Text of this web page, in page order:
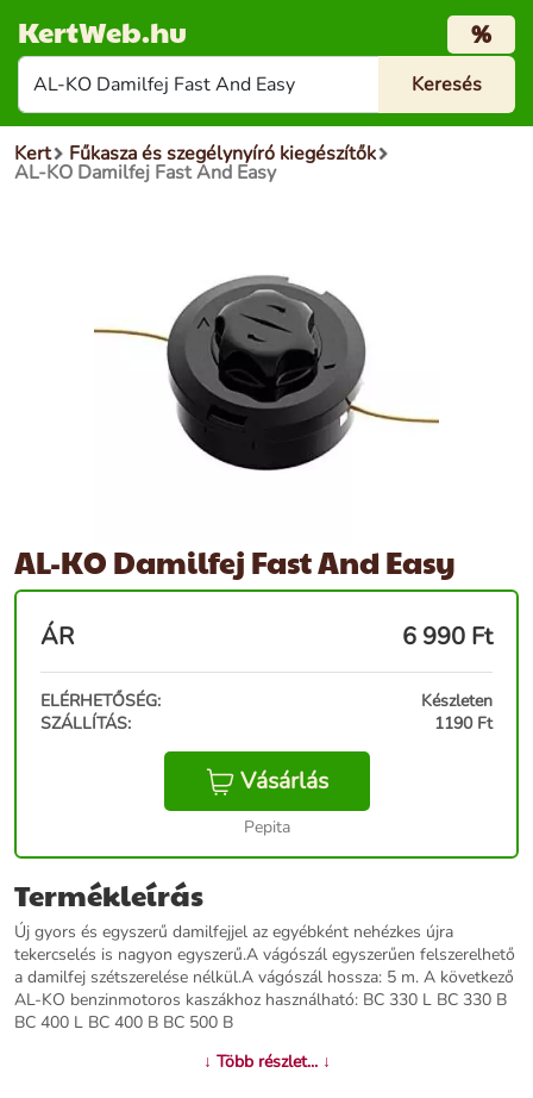
KertWeb.hu %
Kert Fűkasza és szegélynyíró kiegészítők
AL-KO Damilfej Fast And Easy
AL-KO Damilfej Fast And Easy
ÁR 6 990 Ft
ELÉRHETŐSÉG:
Készleten
SZÁLLÍTÁS:
1190 Ft
Vásárlás
Pepita
Termékleírás
Új gyors és egyszerű damilfejjel az egyébként nehézkes újra
tekercselés is nagyon egyszerű.A vágószál egyszerűen felszerelhető
a damilfej szétszerelése nélkül.A vágószál hossza: 5 m. A következő
AL-KO benzinmotoros kaszákhoz használható: BC 330 L BC 330 B
BC 400 L BC 400 B BC 500 B
↓ Több részlet... ↓